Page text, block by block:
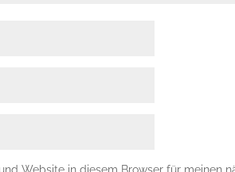
Website in diesem Browser für meinen